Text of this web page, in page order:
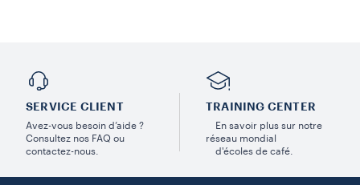
SERVICE CLIENT
Avez-vous besoin d’aide ?
Consultez nos FAQ ou
contactez-nous.
TRAINING CENTER
En savoir plus sur notre
réseau mondial
d'écoles de café.